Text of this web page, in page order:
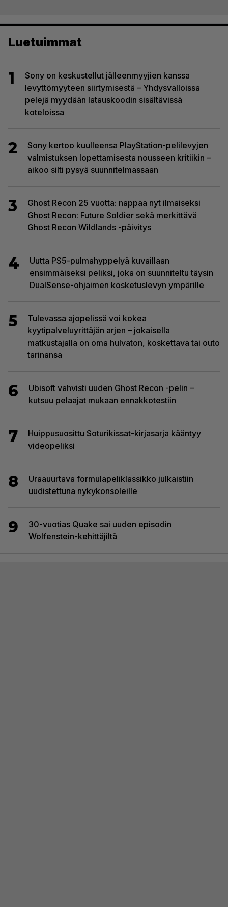
Luetuimmat
1
Sony on keskustellut jälleenmyyjien kanssa
levyttömyyteen siirtymisestä – Yhdysvalloissa
pelejä myydään latauskoodin sisältävissä
koteloissa
2
Sony kertoo kuulleensa PlayStation-pelilevyjen
valmistuksen lopettamisesta nousseen kritiikin –
aikoo silti pysyä suunnitelmassaan
3
Ghost Recon 25 vuotta: nappaa nyt ilmaiseksi
Ghost Recon: Future Soldier sekä merkittävä
Ghost Recon Wildlands -päivitys
4
Uutta PS5-pulmahyppelyä kuvaillaan
ensimmäiseksi peliksi, joka on suunniteltu täysin
DualSense-ohjaimen kosketuslevyn ympärille
5
Tulevassa ajopelissä voi kokea
kyytipalveluyrittäjän arjen – jokaisella
matkustajalla on oma hulvaton, koskettava tai outo
tarinansa
6
Ubisoft vahvisti uuden Ghost Recon -pelin –
kutsuu pelaajat mukaan ennakkotestiin
7
Huippusuosittu Soturikissat-kirjasarja kääntyy
videopeliksi
8
Uraauurtava formulapeliklassikko julkaistiin
uudistettuna nykykonsoleille
9
30-vuotias Quake sai uuden episodin
Wolfenstein-kehittäjiltä